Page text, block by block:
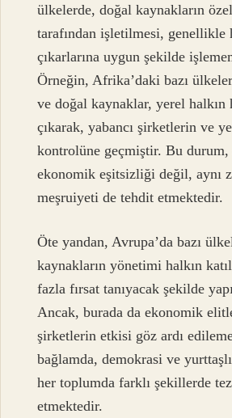
ülkelerde, doğal kaynakların
tarafından işletilmesi, genellikle
çıkarlarına uygun şekilde
Örneğin, Afrika’daki bazı
ve doğal kaynaklar, yerel halkın
çıkarak, yabancı şirketlerin ve
kontrolüne geçmiştir. Bu durum,
ekonomik eşitsizliği değil, aynı
meşruiyeti de tehdit etmektedir.
Öte yandan, Avrupa’da bazı
kaynakların yönetimi halkın
fazla fırsat tanıyacak şekilde
Ancak, burada da ekonomik
şirketlerin etkisi göz ardı
bağlamda, demokrasi ve
her toplumda farklı şekillerde
etmektedir.